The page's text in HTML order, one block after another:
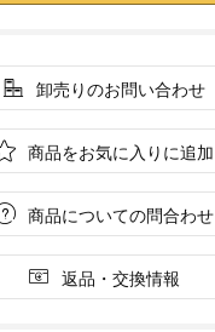
 卸売りのお問い合わせ
商品をお気に入りに追加
商品についての問合わせ
 返品・交換情報